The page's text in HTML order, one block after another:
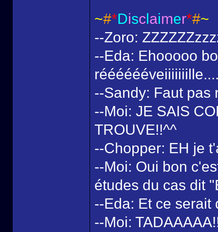
~#*Disclaimer*#~
--Zoro:
--Eda: Ehooooo
--Sandy: Faut pas
--Moi: JE SAIS
TROUVE!!^^
--Chopper: EH je
--Moi: Oui bon
études du cas dit
--Eda: Et ce serait
--Moi: